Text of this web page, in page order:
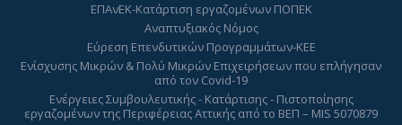
ΕΠΑνΕΚ-Κατάρτιση εργαζομένων ΠΟΠΕΚ
Αναπτυξιακός Νόμος
Εύρεση Επενδυτικών Προγραμμάτων-ΚΕΕ
Ενίσχυσης Μικρών & Πολύ Μικρών Επιχειρήσεων που επλήγησαν
από τον Covid-19
Ενέργειες Συμβουλευτικής - Κατάρτισης - Πιστοποίησης
εργαζομένων της Περιφέρειας Αττικής από το ΒΕΠ – MIS 5070879